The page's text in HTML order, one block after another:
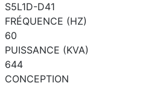
S5L1D-D41
FRÉQUENCE (HZ)
60
PUISSANCE (KVA)
644
CONCEPTION